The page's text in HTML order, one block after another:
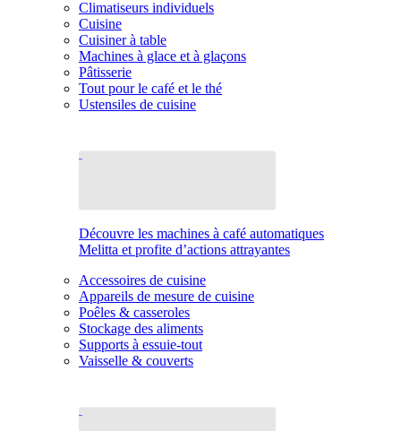
Climatiseurs individuels
Cuisine
Cuisiner à table
Machines à glace et à glaçons
Pâtisserie
Tout pour le café et le thé
Ustensiles de cuisine
Découvre les machines à café automatiques
Melitta et profite d’actions attrayantes
Accessoires de cuisine
Appareils de mesure de cuisine
Poêles & casseroles
Stockage des aliments
Supports à essuie-tout
Vaisselle & couverts